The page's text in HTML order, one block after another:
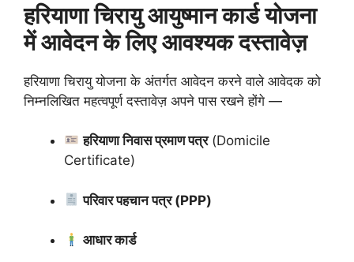
हरियाणा चिरायु आयुष्मान कार्ड योजना
में आवेदन के लिए आवश्यक दस्तावेज़
हरियाणा चिरायु योजना के अंतर्गत आवेदन करने वाले आवेदक को
निम्नलिखित महत्वपूर्ण दस्तावेज़ अपने पास रखने होंगे —
हरियाणा निवास प्रमाण पत्र(Domicile
Certificate)
परिवार पहचान पत्र (PPP)
आधार कार्ड